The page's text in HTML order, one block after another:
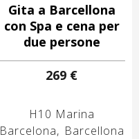
Gita a Barcellona
con Spa e cena per
due persone
269 €
H10 Marina
Barcelona
Barcellona